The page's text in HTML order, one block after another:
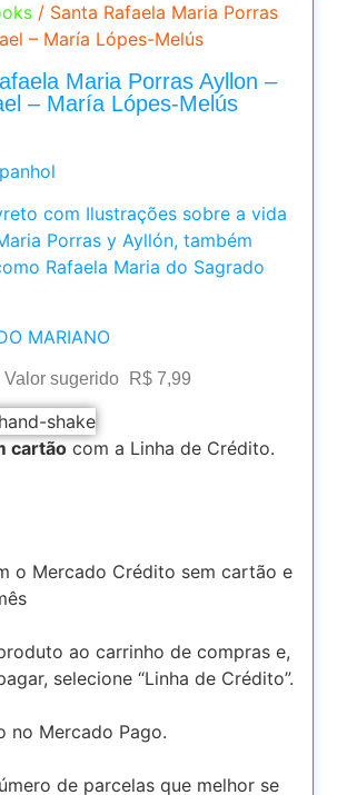
/ Santa Rafaela Maria Porras
– María Lópes-Melús
Maria Porras Ayllon –
– María Lópes-Melús
com Ilustrações sobre a vida
Porras y Ayllón, também
Rafaela Maria do Sagrado
MARIANO
Valor sugerido R$ 7,99
cartão com a Linha de Crédito.
o Mercado Crédito sem cartão e
ao carrinho de compras e,
selecione “Linha de Crédito”.
no Mercado Pago.
de parcelas que melhor se